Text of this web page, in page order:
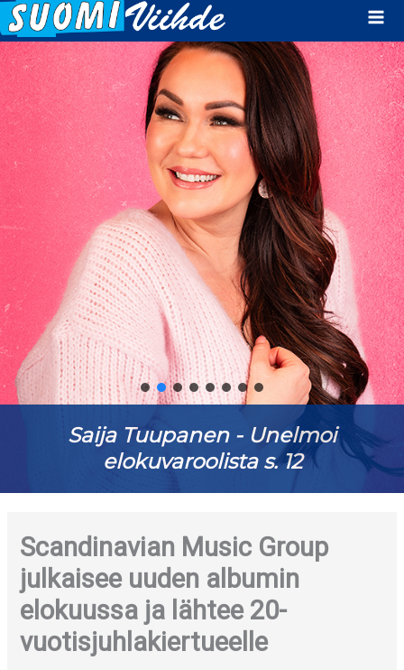
Saija Tuupanen - Unelmoi
elokuvaroolista s. 12
Scandinavian Music Group
julkaisee uuden albumin
elokuussa ja lähtee 20-
vuotisjuhlakiertueelle